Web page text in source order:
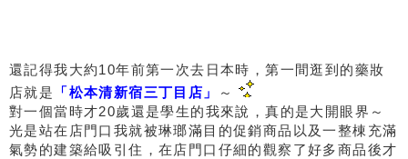
還記得我大約10年前第一次去日本時，第一間逛到的藥妝
店就是
「松本清新宿三丁目店」
～
對一個當時才20歲還是學生的我來說，真的是大開眼界～
光是站在店門口我就被琳瑯滿目的促銷商品以及一整棟充滿
氣勢的建築給吸引住，在店門口仔細的觀察了好多商品後才